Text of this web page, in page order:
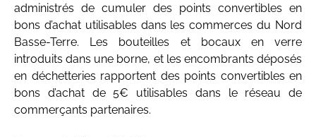
administrés de cumuler des points convertibles en
bons d’achat utilisables dans les commerces du Nord
Basse-Terre. Les bouteilles et bocaux en verre
introduits dans une borne, et les encombrants déposés
en déchetteries rapportent des points convertibles en
bons d’achat de 5€ utilisables dans le réseau de
commerçants partenaires.